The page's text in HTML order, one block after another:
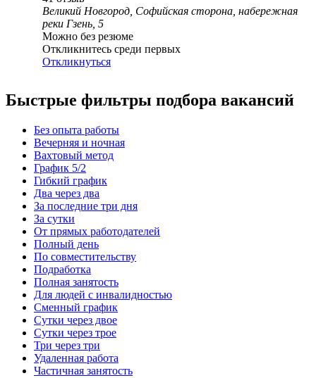
Великий Новгород, Софийская сторона, набережная
реки Гзень, 5
Можно без резюме
Откликнитесь среди первых
Откликнуться
Быстрые фильтры подбора вакансий
Без опыта работы
Вечерняя и ночная
Вахтовый метод
График 5/2
Гибкий график
Два через два
За последние три дня
За сутки
От прямых работодателей
Полный день
По совместительству
Подработка
Полная занятость
Для людей с инвалидностью
Сменный график
Сутки через двое
Сутки через трое
Три через три
Удаленная работа
Частичная занятость